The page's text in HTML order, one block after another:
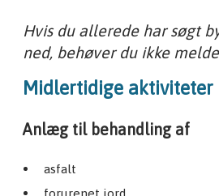
Hvis du allerede har søgt
ned, behøver du ikke
Midlertidige aktiviteter
Anlæg til behandling af
asfalt
forurenet jord